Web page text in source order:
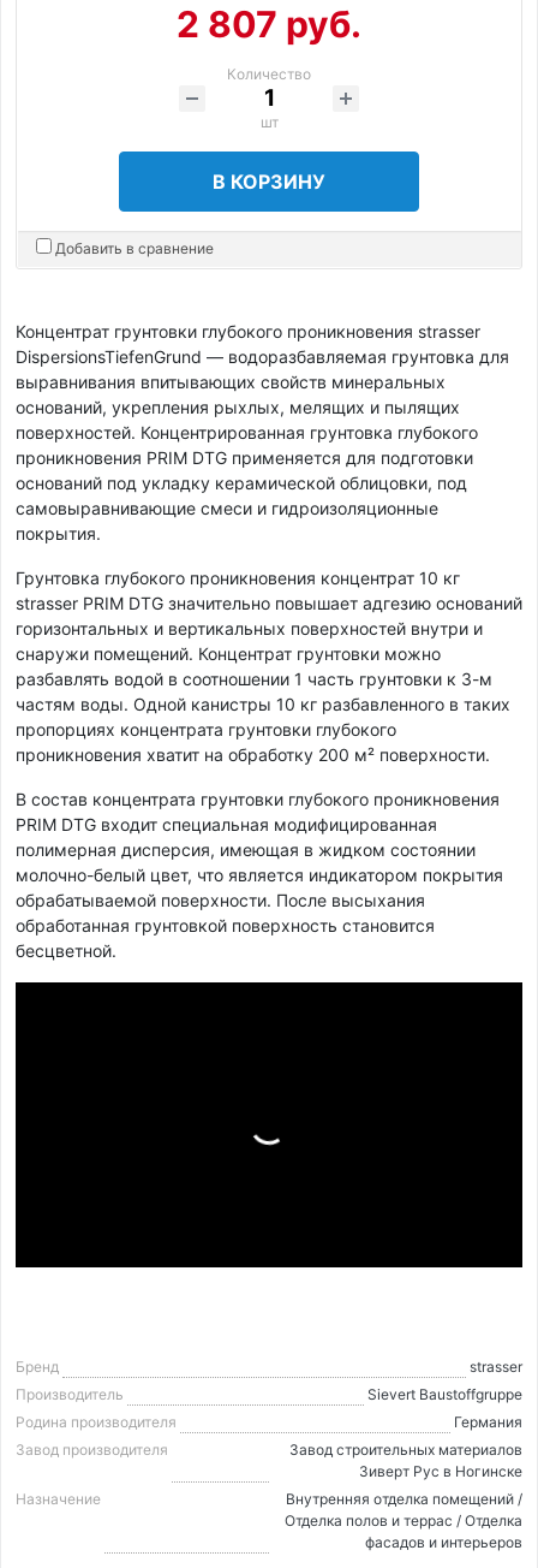
2 807 руб.
Количество
шт
В КОРЗИНУ
Добавить в сравнение
Концентрат грунтовки глубокого проникновения strasser
DispersionsTiefenGrund — водоразбавляемая грунтовка для
выравнивания впитывающих свойств минеральных
оснований, укрепления рыхлых, мелящих и пылящих
поверхностей. Концентрированная грунтовка глубокого
проникновения PRIM DTG применяется для подготовки
оснований под укладку керамической облицовки, под
самовыравнивающие смеси и гидроизоляционные
покрытия.
Грунтовка глубокого проникновения концентрат 10 кг
strasser PRIM DTG значительно повышает адгезию оснований
горизонтальных и вертикальных поверхностей внутри и
снаружи помещений. Концентрат грунтовки можно
разбавлять водой в соотношении 1 часть грунтовки к 3-м
частям воды. Одной канистры 10 кг разбавленного в таких
пропорциях концентрата грунтовки глубокого
проникновения хватит на обработку 200 м² поверхности.
В состав концентрата грунтовки глубокого проникновения
PRIM DTG входит специальная модифицированная
полимерная дисперсия, имеющая в жидком состоянии
молочно-белый цвет, что является индикатором покрытия
обрабатываемой поверхности. После высыхания
обработанная грунтовкой поверхность становится
бесцветной.
Бренд
strasser
Производитель
Sievert Baustoffgruppe
Родина производителя
Германия
Завод производителя
Завод строительных материалов
Зиверт Рус в Ногинске
Назначение
Внутренняя отделка помещений /
Отделка полов и террас / Отделка
фасадов и интерьеров